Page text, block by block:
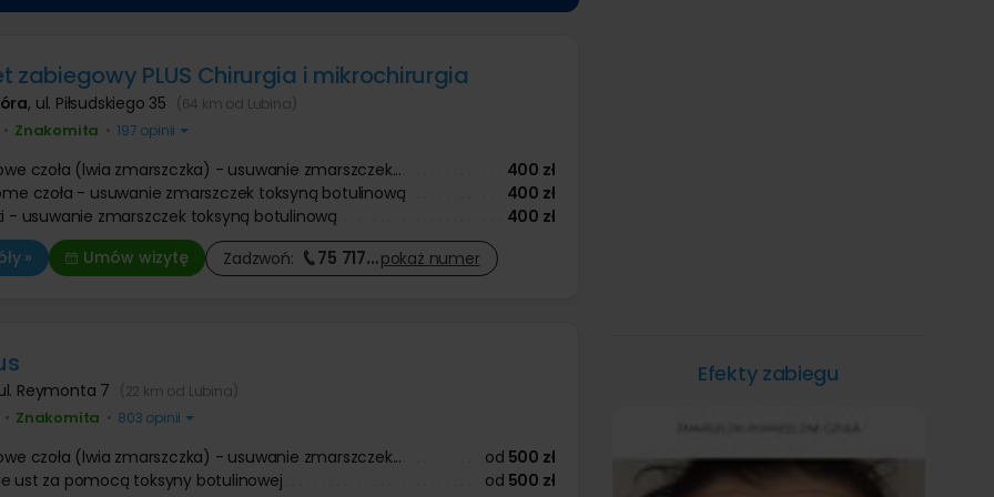
twarzy
ust kwasem
zmarszczek kwasem
prostaty
Operacje i leczenie ślinianek
kaszaka
tłuszczaka
znamienia barwnikowego
Pozostałe kategorie
Chirurgia szczękowa
Operacja zmiany płci
Leczenie nietrzymania moczu
Onkologia
Leczenie niepłodności
Leczenie zaburzeń odżywiania
Leczenie bólu
Pozostałe kategorie
Psychoterapia
Fizjoterapia
Fizykoterapia
Leczenie bólu
Masaże
Medycyna pracy
Ortopeda
Chirurg onkolog
Onkolog kliniczny
zabiegowy PLUS Chirurgia i mikrochirurgia
, ul. Piłsudskiego 35 (64 km od Lubina)
• Znakomita • 197 opinii
czoła (lwia zmarszczka) - usuwanie zmarszczek...
400 zł
czoła - usuwanie zmarszczek toksyną botulinową
400 zł
- usuwanie zmarszczek toksyną botulinową
400 zł
»
Umów wizytę Zadzwoń: 75 717…pokaż numer
Reymonta 7 (22 km od Lubina)
• Znakomita • 803 opinii
czoła (lwia zmarszczka) - usuwanie zmarszczek... od 500 zł
ust za pomocą toksyny botulinowej
od 500 zł
Efekty zabiegu